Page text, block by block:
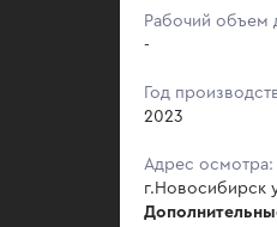
Рабочий объем
-
Год
2023
Адрес осмотра:
г.Новосибирск